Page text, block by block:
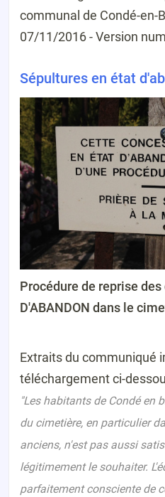
communal de Condé-en-
07/11/2016 - Version
Sépultures en état
Procédure de reprise
D'ABANDON dans le
Extraits du communiqué
téléchargement ci-
"Les habitants de Condé en
du cimetière, en particulier
anciens, n'est pas aussi
légitimement le souhaiter.
parfaitement consciente de